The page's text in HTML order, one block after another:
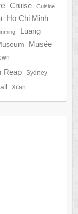
Cruise Cuisine
Ho Chi Minh
Luang
Musée
Reap Sydney
Xi'an